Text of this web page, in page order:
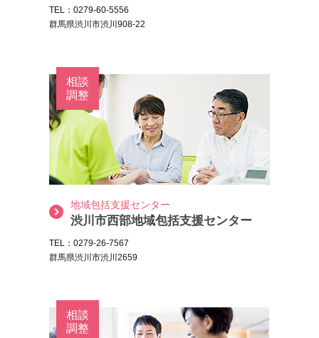
TEL：0279-60-5556
群馬県渋川市渋川908-22
相談
調整
地域包括支援センター
渋川市西部地域包括支援センター
TEL：0279-26-7567
群馬県渋川市渋川2659
相談
調整